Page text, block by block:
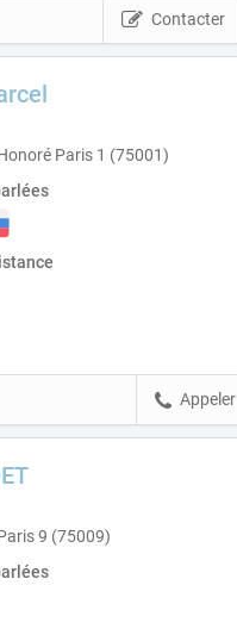
Contacter
Paris 1 (75001)
Appeler
9 (75009)